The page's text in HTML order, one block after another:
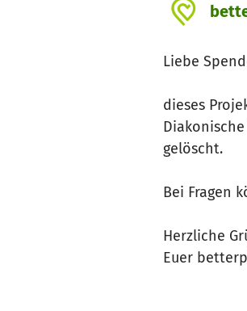
Liebe
dieses
gelöscht.
Bei Fragen
Herzliche
Euer